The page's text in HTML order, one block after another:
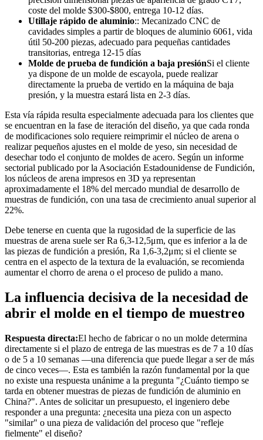
coste del molde $300-$800, entrega 10-12 días.
Utillaje rápido de aluminio:: Mecanizado CNC de
cavidades simples a partir de bloques de aluminio 6061, vida
útil 50-200 piezas, adecuado para pequeñas cantidades
transitorias, entrega 12-15 días
Molde de prueba de fundición a baja presiónSi el cliente
ya dispone de un molde de escayola, puede realizar
directamente la prueba de vertido en la máquina de baja
presión, y la muestra estará lista en 2-3 días.
Esta vía rápida resulta especialmente adecuada para los clientes que
se encuentran en la fase de iteración del diseño, ya que cada ronda
de modificaciones solo requiere reimprimir el núcleo de arena o
realizar pequeños ajustes en el molde de yeso, sin necesidad de
desechar todo el conjunto de moldes de acero. Según un informe
sectorial publicado por la Asociación Estadounidense de Fundición,
los núcleos de arena impresos en 3D ya representan
aproximadamente el 18% del mercado mundial de desarrollo de
muestras de fundición, con una tasa de crecimiento anual superior al
22%.
Debe tenerse en cuenta que la rugosidad de la superficie de las
muestras de arena suele ser Ra 6,3-12,5μm, que es inferior a la de
las piezas de fundición a presión, Ra 1,6-3,2μm; si el cliente se
centra en el aspecto de la textura de la evaluación, se recomienda
aumentar el chorro de arena o el proceso de pulido a mano.
La influencia decisiva de la necesidad de
abrir el molde en el tiempo de muestreo
Respuesta directa:El hecho de fabricar o no un molde determina
directamente si el plazo de entrega de las muestras es de 7 a 10 días
o de 5 a 10 semanas —una diferencia que puede llegar a ser de más
de cinco veces—. Esta es también la razón fundamental por la que
no existe una respuesta unánime a la pregunta "¿Cuánto tiempo se
tarda en obtener muestras de piezas de fundición de aluminio en
China?". Antes de solicitar un presupuesto, el ingeniero debe
responder a una pregunta: ¿necesita una pieza con un aspecto
"similar" o una pieza de validación del proceso que "refleje
fielmente" el diseño?